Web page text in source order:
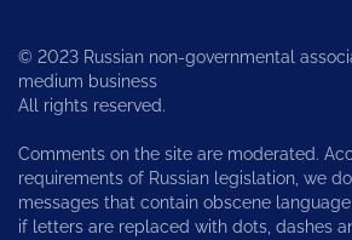
© 2023 Russian non-governmental
medium business
All rights reserved.
Comments on the site are moderated.
requirements of Russian legislation, we
messages that contain obscene
if letters are replaced with dots, dashes